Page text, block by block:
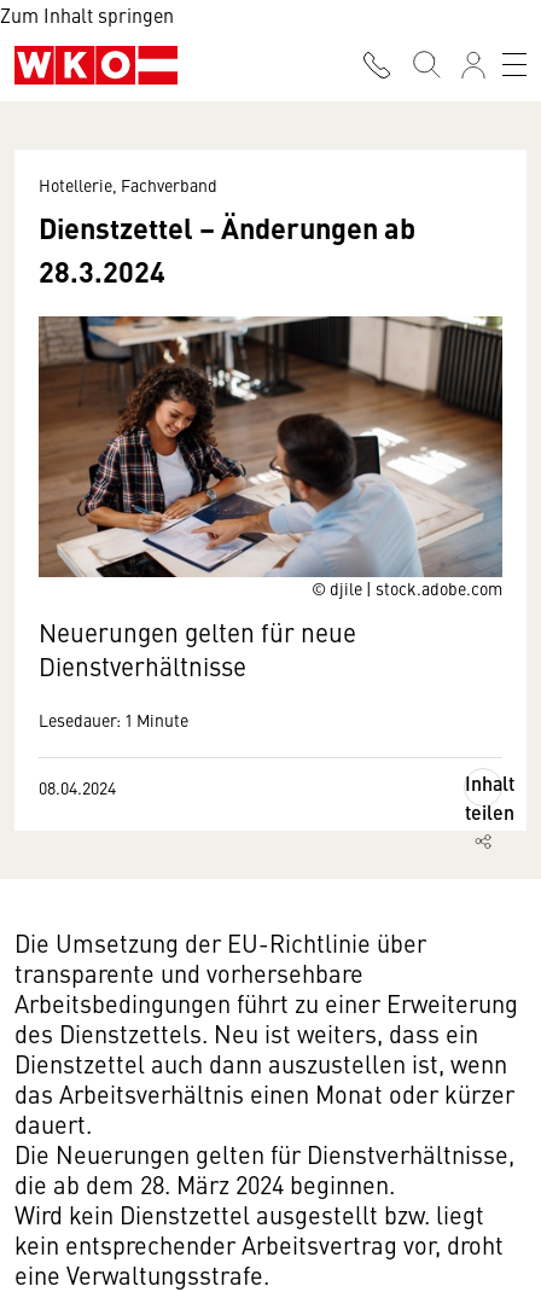
Zum Inhalt springen
© djile | stock.adobe.com
Hotellerie, Fachverband
Dienstzettel – Änderungen ab
28.3.2024
Neuerungen gelten für neue
Dienstverhältnisse
Lesedauer: 1 Minute
08.04.2024
Inhalt
teilen
Die Umsetzung der EU-Richtlinie über
transparente und vorhersehbare
Arbeitsbedingungen führt zu einer Erweiterung
des Dienstzettels. Neu ist weiters, dass ein
Dienstzettel auch dann auszustellen ist, wenn
das Arbeitsverhältnis einen Monat oder kürzer
dauert.
Die Neuerungen gelten für Dienstverhältnisse,
die ab dem 28. März 2024 beginnen.
Wird kein Dienstzettel ausgestellt bzw. liegt
kein entsprechender Arbeitsvertrag vor, droht
eine Verwaltungsstrafe.